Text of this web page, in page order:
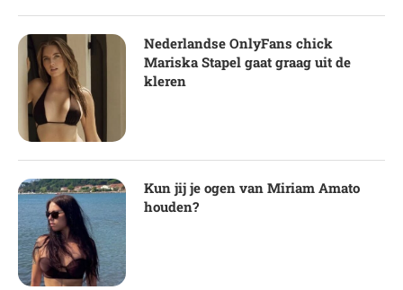
Nederlandse OnlyFans chick
Mariska Stapel gaat graag uit de
kleren
Kun jij je ogen van Miriam Amato
houden?